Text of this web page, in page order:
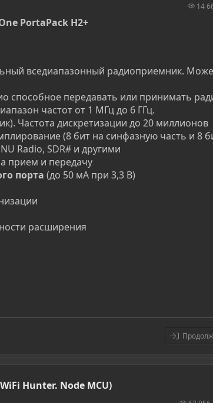
14
PortaPack H2+
вседиапазонный радиоприемник.
способное передавать или принимать
частот от 1 МГц до 6 ГГц.
Частота дискретизации до 20 миллионов
(8 бит на синфазную часть и 8
Radio, SDR# и другими
прием и передачу
порта (до 50 мА при 3,3 В)
расширения
Hunter. Node MCU)